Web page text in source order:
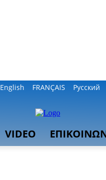
English FRANÇAIS Русский
VIDEO